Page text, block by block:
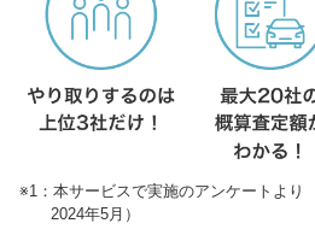
※1：本サービスで実施のアンケートより
2024年5月）